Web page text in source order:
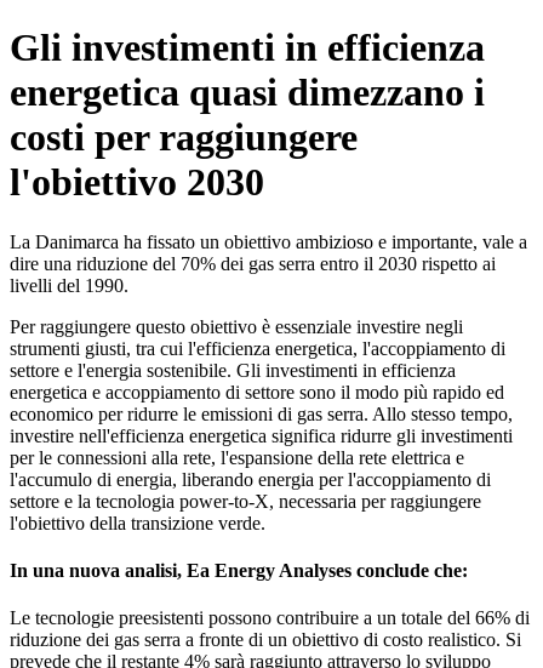
Gli investimenti in efficienza
energetica quasi dimezzano i
costi per raggiungere
l'obiettivo 2030
La Danimarca ha fissato un obiettivo ambizioso e importante, vale a
dire una riduzione del 70% dei gas serra entro il 2030 rispetto ai
livelli del 1990.
Per raggiungere questo obiettivo è essenziale investire negli
strumenti giusti, tra cui l'efficienza energetica, l'accoppiamento di
settore e l'energia sostenibile. Gli investimenti in efficienza
energetica e accoppiamento di settore sono il modo più rapido ed
economico per ridurre le emissioni di gas serra. Allo stesso tempo,
investire nell'efficienza energetica significa ridurre gli investimenti
per le connessioni alla rete, l'espansione della rete elettrica e
l'accumulo di energia, liberando energia per l'accoppiamento di
settore e la tecnologia power-to-X, necessaria per raggiungere
l'obiettivo della transizione verde.
In una nuova analisi, Ea Energy Analyses conclude che:
Le tecnologie preesistenti possono contribuire a un totale del 66% di
riduzione dei gas serra a fronte di un obiettivo di costo realistico. Si
prevede che il restante 4% sarà raggiunto attraverso lo sviluppo